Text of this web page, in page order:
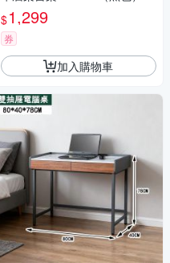
$1,299
券
加入購物車